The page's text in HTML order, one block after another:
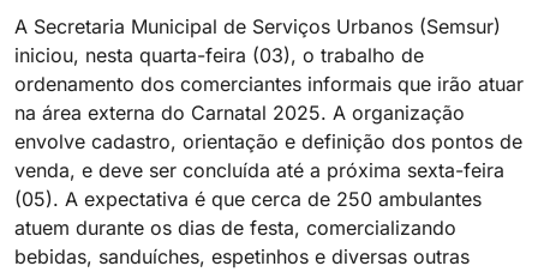
A Secretaria Municipal de Serviços Urbanos (Semsur)
iniciou, nesta quarta-feira (03), o trabalho de
ordenamento dos comerciantes informais que irão atuar
na área externa do Carnatal 2025. A organização
envolve cadastro, orientação e definição dos pontos de
venda, e deve ser concluída até a próxima sexta-feira
(05). A expectativa é que cerca de 250 ambulantes
atuem durante os dias de festa, comercializando
bebidas, sanduíches, espetinhos e diversas outras